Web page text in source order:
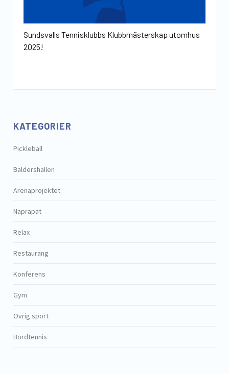
Sundsvalls Tennisklubbs Klubbmästerskap utomhus
2025!
KATEGORIER
Pickleball
Baldershallen
Arenaprojektet
Naprapat
Relax
Restaurang
Konferens
Gym
Övrig sport
Bordtennis